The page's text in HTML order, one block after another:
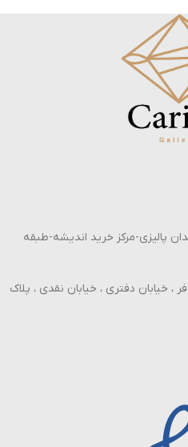
پالیزی-مرکز خرید اندیشه-طبقه
، خیابان دفتری ، خیابان نقدی ، پلاک